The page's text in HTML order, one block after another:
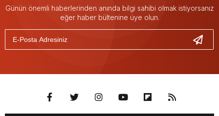
Günün önemli haberlerinden anında bilgi sahibi olmak istiyorsanız
eğer haber bültenine üye olun.